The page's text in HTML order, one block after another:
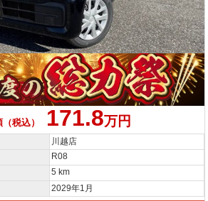
税込） 171.8万円
川越店
R08
5 km
2029年1月